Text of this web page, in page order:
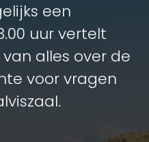
een
uur vertelt
alles over de
voor vragen